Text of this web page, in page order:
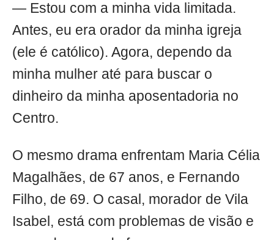
— Estou com a minha vida limitada.
Antes, eu era orador da minha igreja
(ele é católico). Agora, dependo da
minha mulher até para buscar o
dinheiro da minha aposentadoria no
Centro.
O mesmo drama enfrentam Maria Célia
Magalhães, de 67 anos, e Fernando
Filho, de 69. O casal, morador de Vila
Isabel, está com problemas de visão e